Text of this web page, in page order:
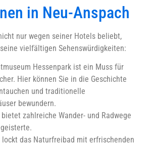
in Neu-Anspach
nur wegen seiner Hotels beliebt,
vielfältigen Sehenswürdigkeiten:
Hessenpark ist ein Muss für
Hier können Sie in die Geschichte
und traditionelle
bewundern.
bietet zahlreiche Wander- und Radwege
lockt das Naturfreibad mit erfrischenden